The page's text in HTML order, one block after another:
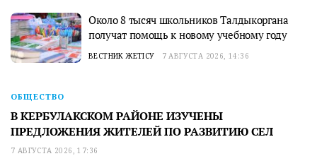
Около 8 тысяч школьников Талдыкоргана
получат помощь к новому учебному году
ВЕСТНИК ЖЕТІСУ 7 АВГУСТА 2026, 14:36
ОБЩЕСТВО
В КЕРБУЛАКСКОМ РАЙОНЕ ИЗУЧЕНЫ
ПРЕДЛОЖЕНИЯ ЖИТЕЛЕЙ ПО РАЗВИТИЮ СЕЛ
7 АВГУСТА 2026, 17:36